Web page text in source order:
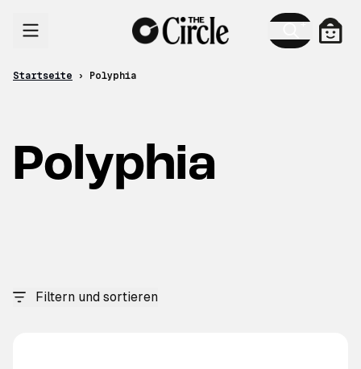
Startseite › Polyphia
Polyphia
Filtern und sortieren